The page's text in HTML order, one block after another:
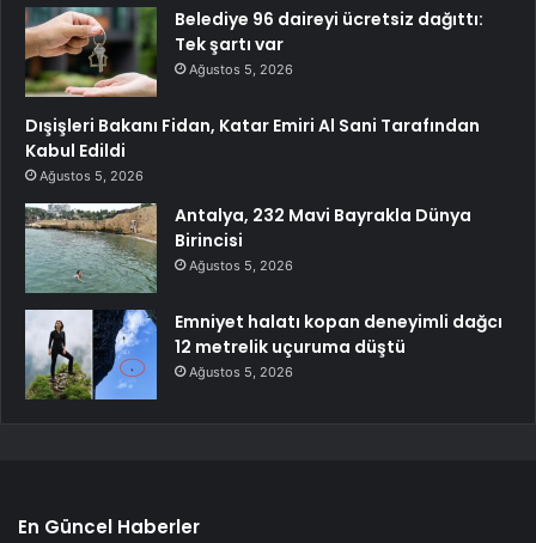
Belediye 96 daireyi ücretsiz dağıttı:
Tek şartı var
Ağustos 5, 2026
Dışişleri Bakanı Fidan, Katar Emiri Al Sani Tarafından
Kabul Edildi
Ağustos 5, 2026
Antalya, 232 Mavi Bayrakla Dünya
Birincisi
Ağustos 5, 2026
Emniyet halatı kopan deneyimli dağcı
12 metrelik uçuruma düştü
Ağustos 5, 2026
En Güncel Haberler